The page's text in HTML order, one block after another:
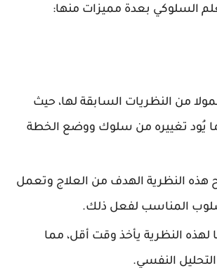
السلوكي بعدة مميزات منها:
من النظريات السابقة لها، حيث
يُود تغييره من سلوك ووضع الخطة
النظرية الهدف من العلاج وتعمل
المناسب لفعل ذلك.
لهذه النظرية يأخذ وقت أقل، مما
النفسي.